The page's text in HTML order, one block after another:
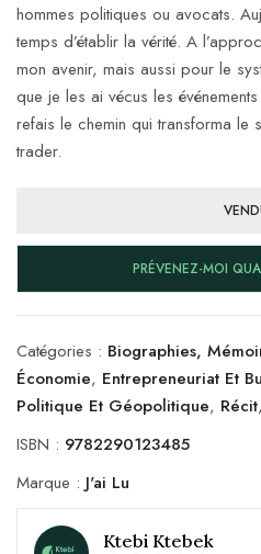
hommes politiques ou avocats.
temps d’établir la vérité. A
mon avenir, mais aussi pour le
que je les ai vécus les
refais le chemin qui transforma le
trader.
PRÉVENEZ-MOI
Catégories : Biographies,
Économie, Entrepreneuriat Et
Politique Et Géopolitique, Récit,
ISBN : 9782290123485
Marque : J'ai Lu
Ktebi Ktebek